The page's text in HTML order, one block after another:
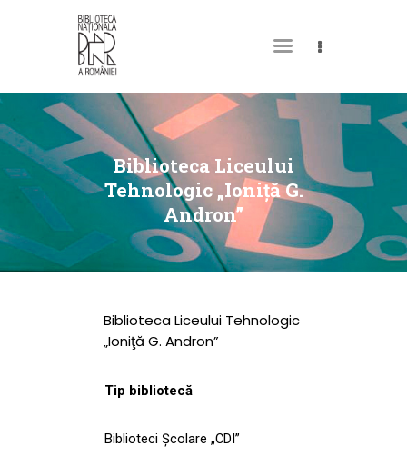
Biblioteca Liceului
Tehnologic „Ioniţă G.
Andron”
DESPRE NOI
PERMISUL MEU DE
BIBLIOTECĂ
CATALOAGE ȘI
COLECȚII
BIBLIOTECA DIGITALĂ
EVENIMENTE
CULTURALE
NOUTĂȚI
Biblioteca Liceului Tehnologic
„Ioniţă G. Andron”
Tip bibliotecă
Biblioteci Școlare „CDI”